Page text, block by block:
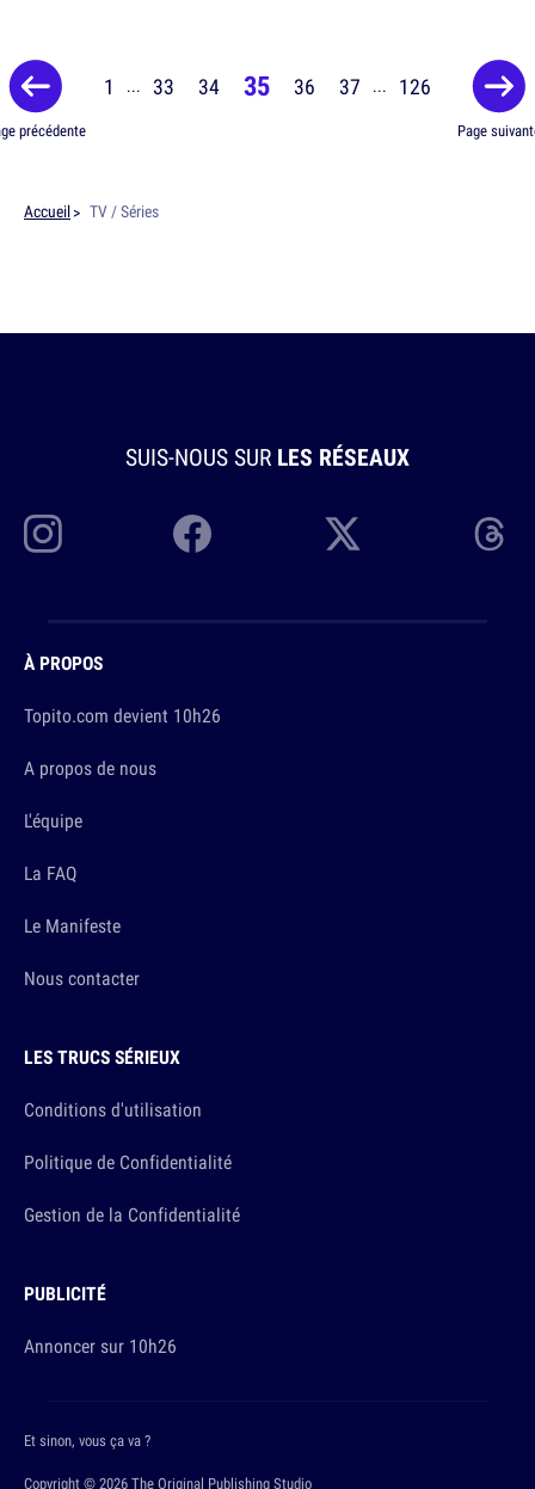
précédente
1 ... 33 34 35 36 37 ... 126
Page
Accueil TV / Séries
SUIS-NOUS SUR LES RÉSEAUX
À PROPOS
Topito.com devient 10h26
A propos de nous
L'équipe
La FAQ
Le Manifeste
Nous contacter
LES TRUCS SÉRIEUX
Conditions d'utilisation
Politique de Confidentialité
Gestion de la Confidentialité
PUBLICITÉ
Annoncer sur 10h26
Copyright © 2026 The Original Publishing Studio
Et sinon, vous ça va ?